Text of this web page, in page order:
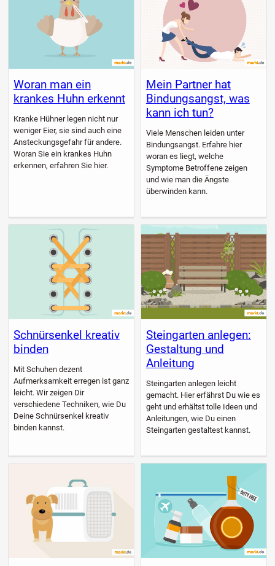
Woran man ein
krankes Huhn erkennt
Kranke Hühner legen nicht nur
weniger Eier, sie sind auch eine
Ansteckungsgefahr für andere.
Woran Sie ein krankes Huhn
erkennen, erfahren Sie hier.
Mein Partner hat
Bindungsangst, was
kann ich tun?
Viele Menschen leiden unter
Bindungsangst. Erfahre hier
woran es liegt, welche
Symptome Betroffene zeigen
und wie man die Ängste
überwinden kann.
Schnürsenkel kreativ
binden
Mit Schuhen dezent
Aufmerksamkeit erregen ist ganz
leicht. Wir zeigen Dir
verschiedene Techniken, wie Du
Deine Schnürsenkel kreativ
binden kannst.
Steingarten anlegen:
Gestaltung und
Anleitung
Steingarten anlegen leicht
gemacht. Hier erfährst Du wie es
geht und erhältst tolle Ideen und
Anleitungen, wie Du einen
Steingarten gestaltest kannst.